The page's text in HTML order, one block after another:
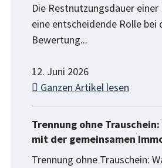
Die Restnutzungsdauer
eine entscheidende Rolle bei
Bewertung...
12. Juni 2026
Ganzen Artikel lesen
Trennung ohne
mit der gemeinsamen
Trennung ohne Trauschein: